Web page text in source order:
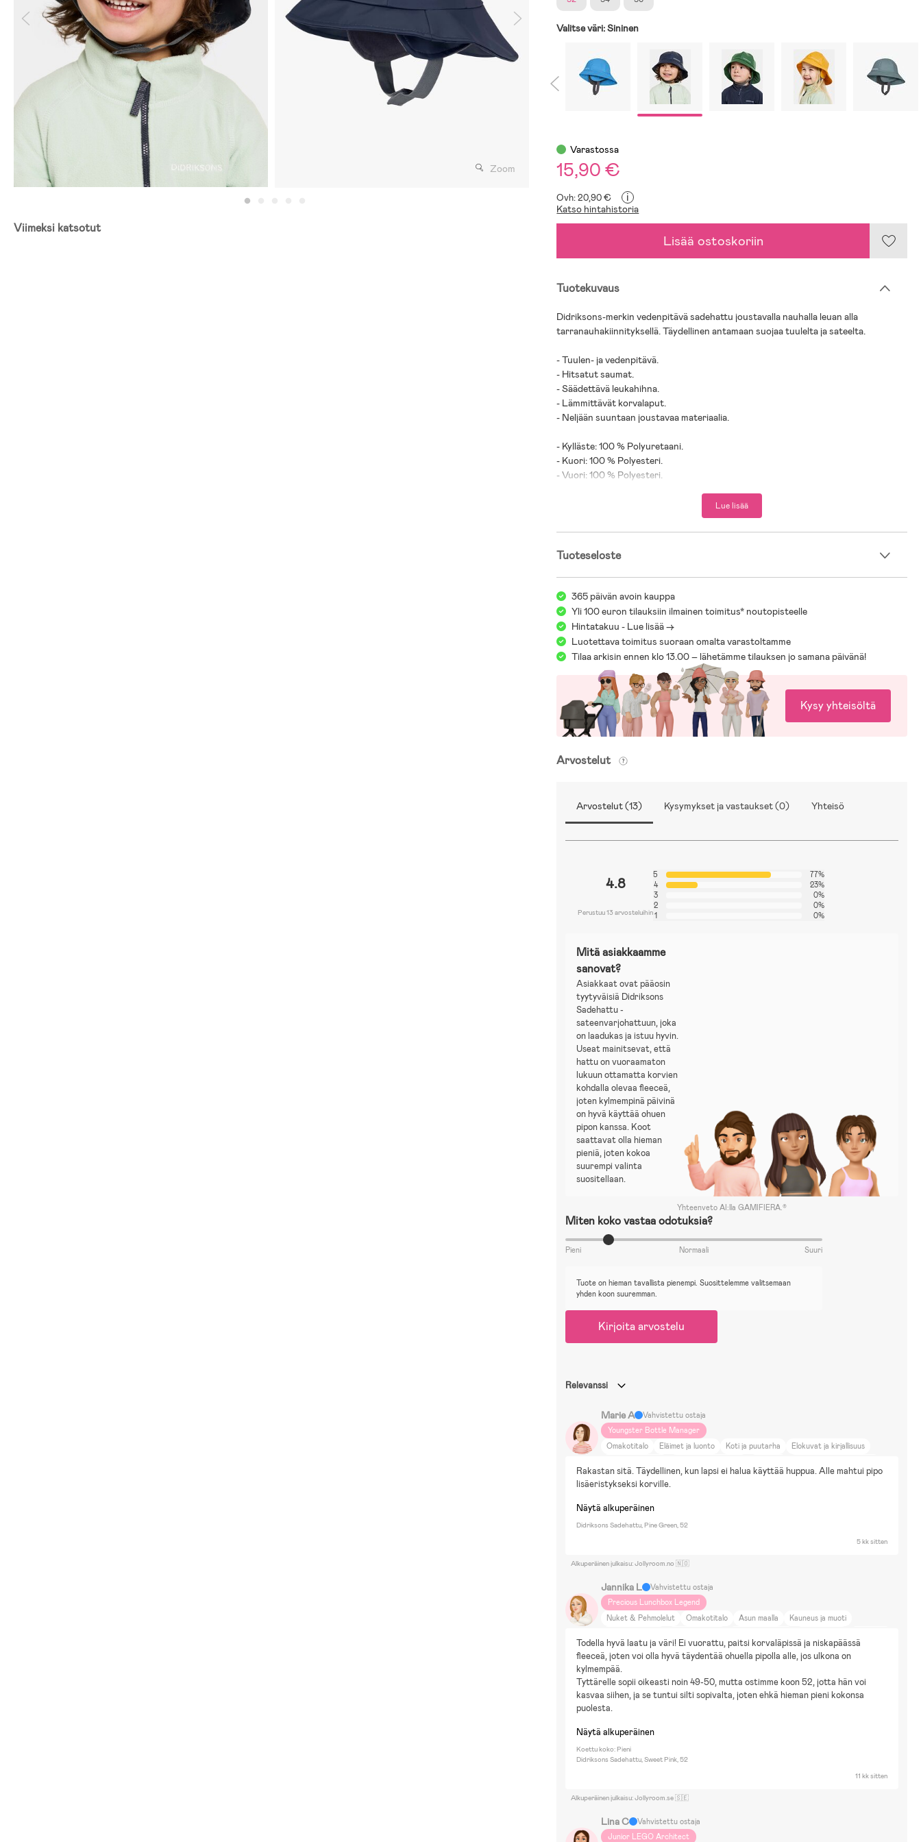
Zoom
Viimeksi katsotut
Valitse väri:Sininen
Varastossa
15,90 €
Ovh: 20,90 € i
Katso hintahistoria
Lisää ostoskoriin
Tuotekuvaus
Didriksons-merkin vedenpitävä sadehattu joustavalla nauhalla leuan alla
tarranauhakiinnityksellä. Täydellinen antamaan suojaa tuulelta ja sateelta.
- Tuulen- ja vedenpitävä.
- Hitsatut saumat.
- Säädettävä leukahihna.
- Lämmittävät korvalaput.
- Neljään suuntaan joustavaa materiaalia.
- Kylläste: 100 % Polyuretaani.
- Kuori: 100 % Polyesteri.
- Vuori: 100 % Polyesteri.
Lue lisää
Tuoteseloste
365 päivän avoin kauppa
Yli 100 euron tilauksiin ilmainen toimitus* noutopisteelle
Hintatakuu - Lue lisää ->
Luotettava toimitus suoraan omalta varastoltamme
Tilaa arkisin ennen klo 13.00 – lähetämme tilauksen jo samana päivänä!
Kysy yhteisöltä
Arvostelut
Arvostelut (13) Kysymykset ja vastaukset (0) Yhteisö
4.8
Perustuu 13 arvosteluihin
5
77%
4
23%
3
0%
2
0%
1
0%
Mitä asiakkaamme
sanovat?
Asiakkaat ovat pääosin
tyytyväisiä Didriksons
Sadehattu -
sateenvarjohattuun, joka
on laadukas ja istuu hyvin.
Useat mainitsevat, että
hattu on vuoraamaton
lukuun ottamatta korvien
kohdalla olevaa fleeceä,
joten kylmempinä päivinä
on hyvä käyttää ohuen
pipon kanssa. Koot
saattavat olla hieman
pieniä, joten kokoa
suurempi valinta
suositellaan.
Yhteenveto AI:lla GAMIFIERA.®
Miten koko vastaa odotuksia?
Pieni Normaali Suuri
Tuote on hieman tavallista pienempi. Suosittelemme valitsemaan
yhden koon suuremman.
Kirjoita arvostelu
Relevanssi
Marie A
Vahvistettu ostaja
Youngster Bottle Manager
Omakotitalo
Eläimet ja luonto Koti ja puutarha
Elokuvat ja kirjallisuus
Rakastan sitä. Täydellinen, kun lapsi ei halua käyttää huppua. Alle mahtui pipo
lisäeristykseksi korville.
Näytä alkuperäinen
Didriksons Sadehattu, Pine Green, 52
5 kk sitten
Alkuperäinen julkaisu: Jollyroom.no 🇳🇴
Jannika L
Vahvistettu ostaja
Precious Lunchbox Legend
Nuket & Pehmolelut
Omakotitalo Asun maalla
Kauneus ja muoti
Emmaljunga Sento Pro
Todella hyvä laatu ja väri! Ei vuorattu, paitsi korvaläpissä ja niskapäässä
fleeceä, joten voi olla hyvä täydentää ohuella pipolla alle, jos ulkona on
kylmempää.
Tyttärelle sopii oikeasti noin 49-50, mutta ostimme koon 52, jotta hän voi
kasvaa siihen, ja se tuntui silti sopivalta, joten ehkä hieman pieni kokonsa
puolesta.
Näytä alkuperäinen
Koettu koko: Pieni
Didriksons Sadehattu, Sweet Pink, 52
11 kk sitten
Alkuperäinen julkaisu: Jollyroom.se 🇸🇪
Lina C
Vahvistettu ostaja
Junior LEGO Architect